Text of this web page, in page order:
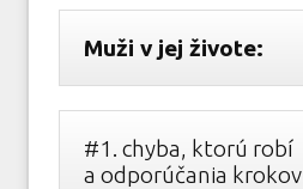
Muži v jej živote:
#1. chyba, ktorú robí
a odporúčania krokov